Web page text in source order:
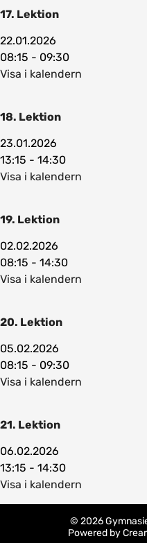
17. Lektion
22.01.2026
08:15 - 09:30
Visa i kalendern
18. Lektion
23.01.2026
13:15 - 14:30
Visa i kalendern
19. Lektion
02.02.2026
08:15 - 14:30
Visa i kalendern
20. Lektion
05.02.2026
08:15 - 09:30
Visa i kalendern
21. Lektion
06.02.2026
13:15 - 14:30
Visa i kalendern
© 2026
Powered by